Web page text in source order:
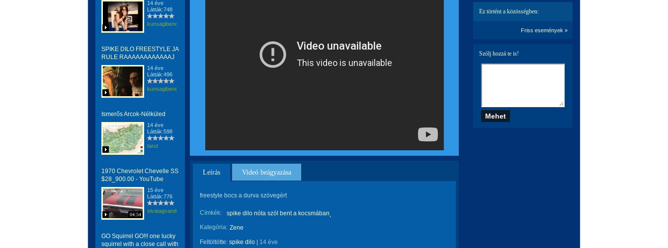
14 éve
Látták:748
kunsagibence
SPIKE DILO FREESTYLE JA
RULE RAAAAAAAAAAAAJ
14 éve
Látták:496
kunsagibence
Ismerős Arcok-Nélküled
14 éve
Látták:598
tarut
‪1970 Chevrolet Chevelle SS
$28_900.00‬‏ - YouTube
04:54
15 éve
Látták:776
sivatagvandora
GO Squirrel GO!!! one lucky
squirrel with a close call with
Leírás Videó beágyazása
freestyle bocs a durva szövegért
Címkék:
spike dilo nóta szól bent a kocsmában
Kategória: Zene
Feltöltötte: spike dilo 14 éve
Ez történt a közösségben:
Friss események »
Szólj hozzá te is!